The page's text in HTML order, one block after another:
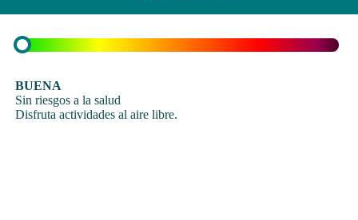
BUENA
Sin riesgos a la salud
Disfruta actividades al aire libre.